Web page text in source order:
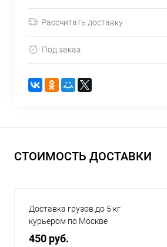
Рассчитать доставку
Под заказ
СТОИМОСТЬ ДОСТАВКИ
Доставка грузов до 5 кг
курьером по Москве
450 руб.